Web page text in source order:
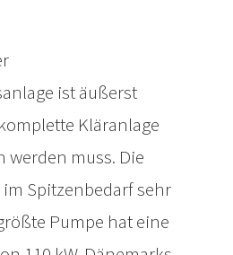
ist äußerst
Kläranlage
werden muss. Die
Spitzenbedarf sehr
Pumpe hat eine